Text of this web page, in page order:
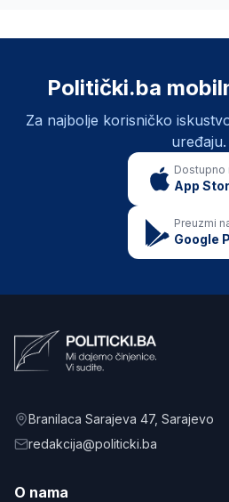
Politički.ba
Za najbolje korisničko
uređaju.
Dostupno
App
Preuzmi
Google
Branilaca Sarajeva 47, Sarajevo
redakcija@politicki.ba
O nama